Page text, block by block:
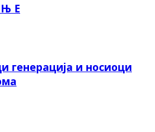
Е
генерација и носиоци